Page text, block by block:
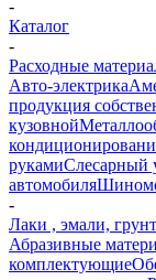
-
Каталог
-
Расходные
Авто-электрика
продукция
кузовной
рукамиСлесарный
автомобиля
-
Лаки , эмали,
Абразивные
комплектующие